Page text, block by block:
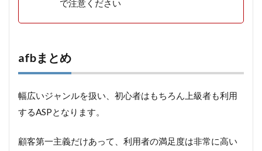
で注意ください
afbまとめ
幅広いジャンルを扱い、初心者はもちろん上級者も利用
するASPとなります。
顧客第一主義だけあって、利用者の満足度は非常に高い